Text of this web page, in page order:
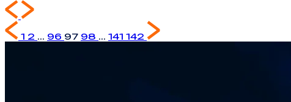
1 2 ... 96 97 98 ... 141 142